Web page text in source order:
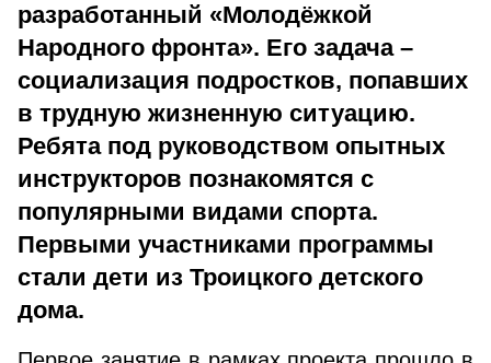
разработанный «Молодёжкой
Народного фронта». Его задача –
социализация подростков, попавших
в трудную жизненную ситуацию.
Ребята под руководством опытных
инструкторов познакомятся с
популярными видами спорта.
Первыми участниками программы
стали дети из Троицкого детского
дома.